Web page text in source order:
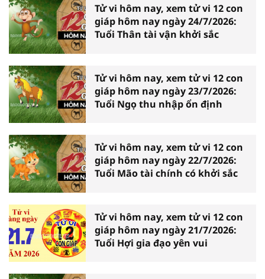
Tử vi hôm nay, xem tử vi 12 con
giáp hôm nay ngày 24/7/2026:
Tuổi Thân tài vận khởi sắc
Tử vi hôm nay, xem tử vi 12 con
giáp hôm nay ngày 23/7/2026:
Tuổi Ngọ thu nhập ổn định
Tử vi hôm nay, xem tử vi 12 con
giáp hôm nay ngày 22/7/2026:
Tuổi Mão tài chính có khởi sắc
Tử vi hôm nay, xem tử vi 12 con
giáp hôm nay ngày 21/7/2026:
Tuổi Hợi gia đạo yên vui